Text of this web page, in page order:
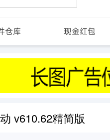
仓库 现金红包
v610.62精简版